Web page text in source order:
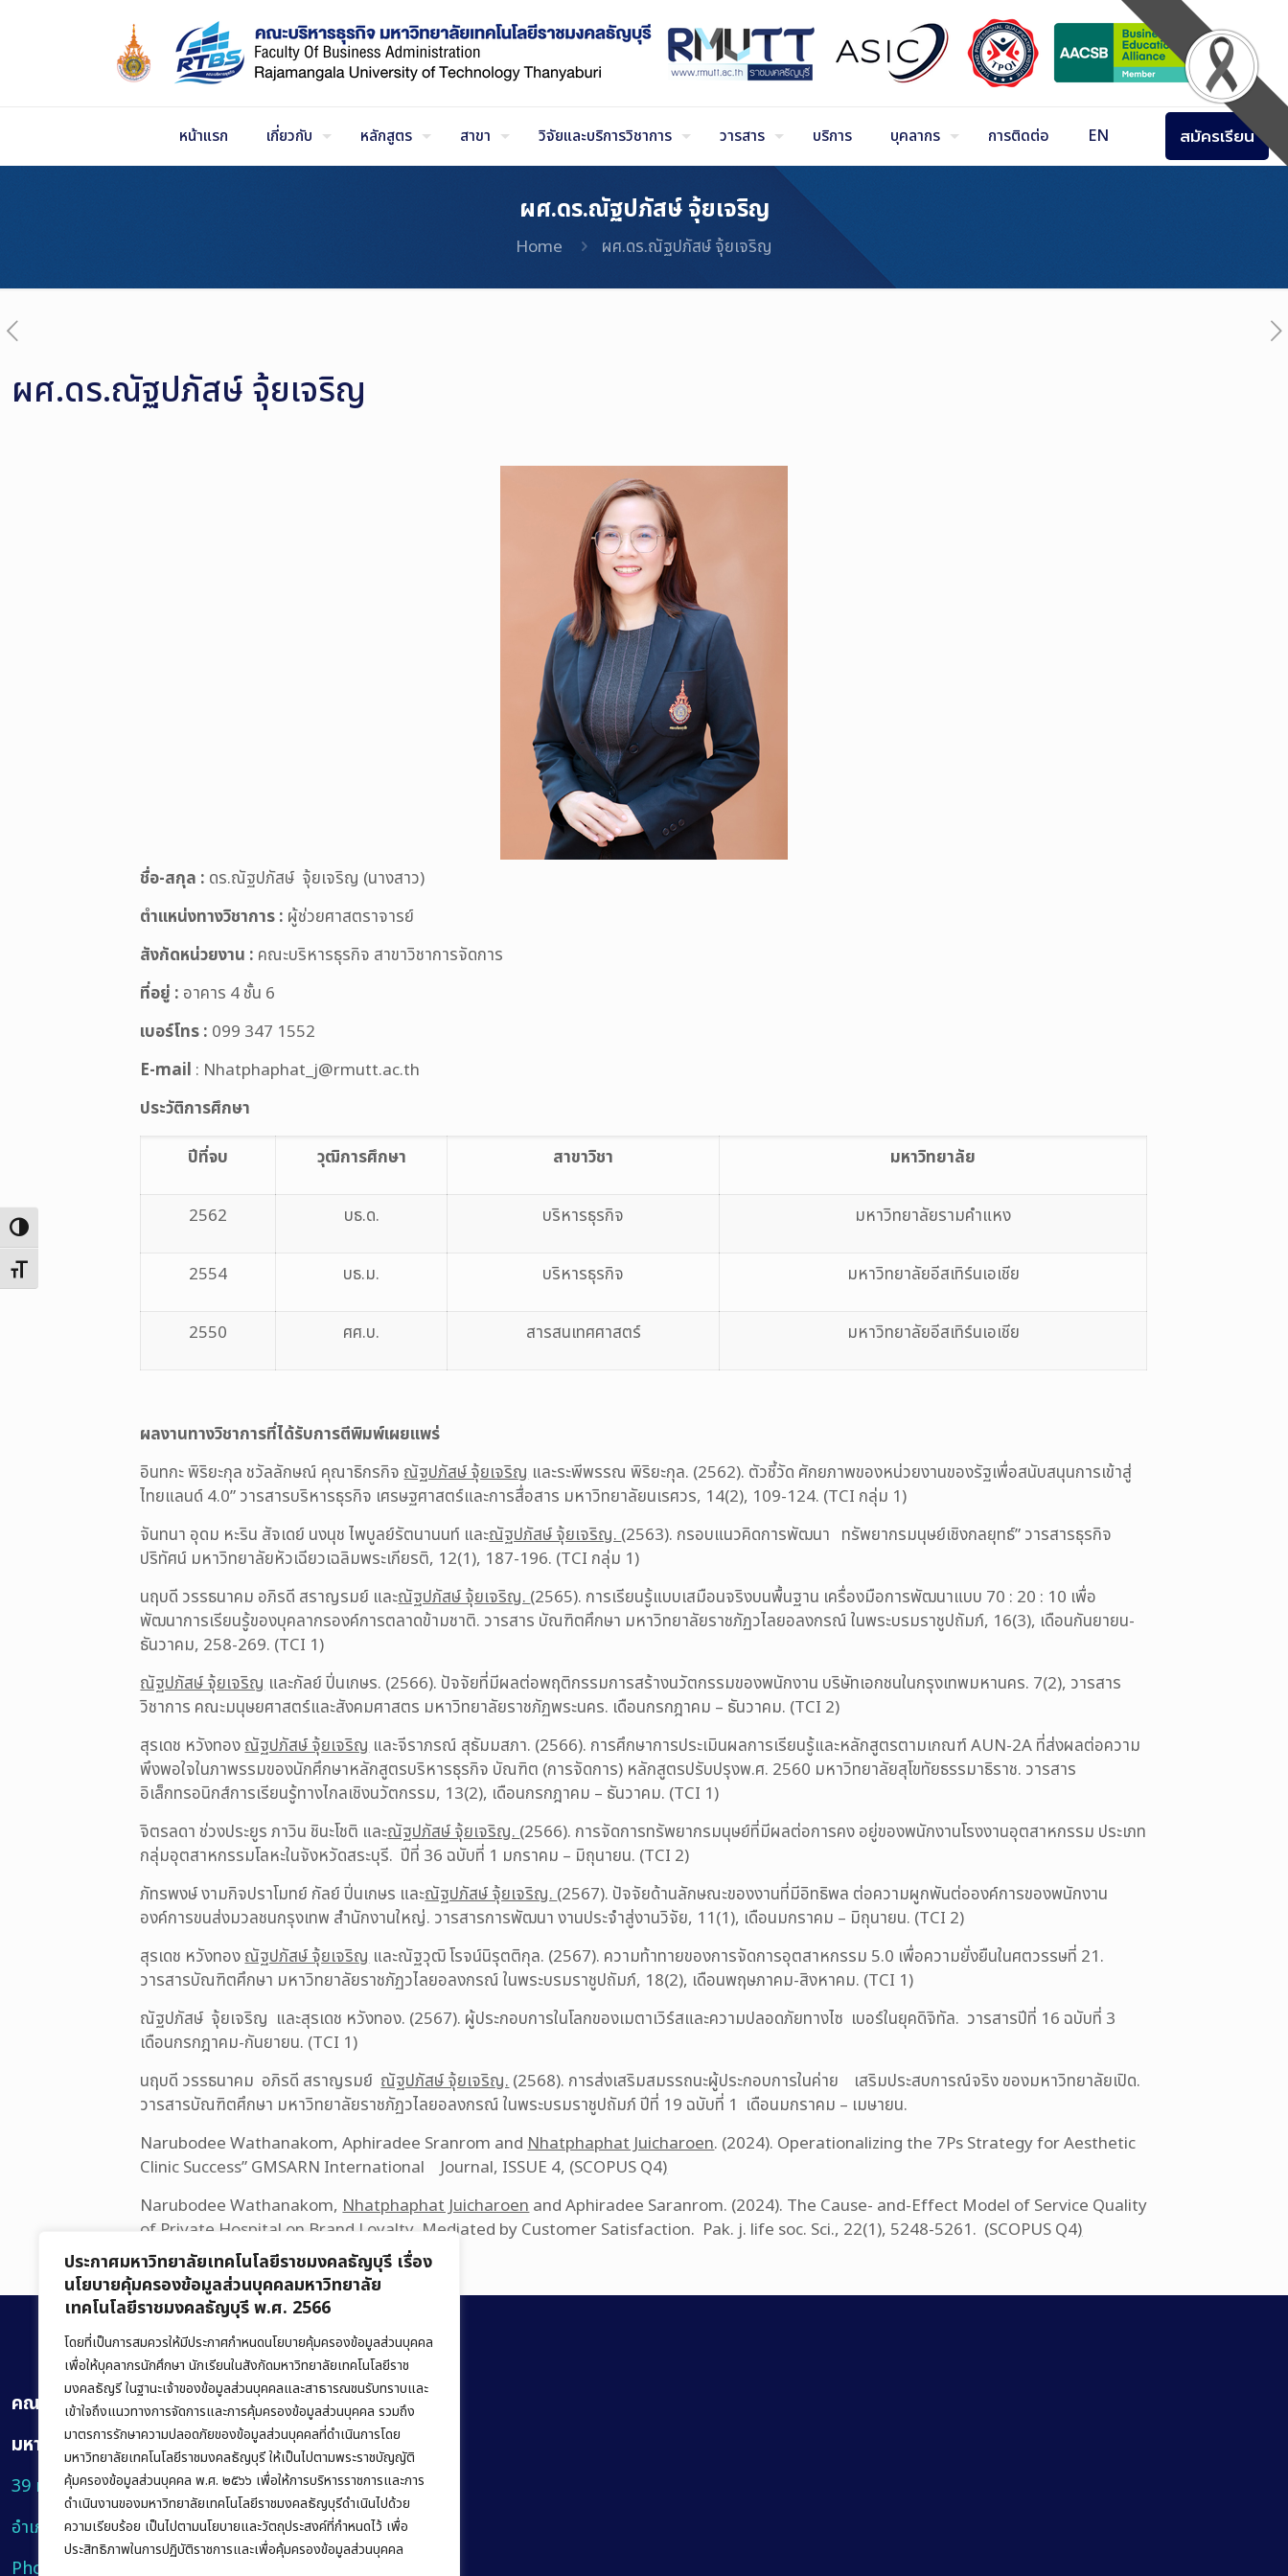
ประกาศมหาวิทยาลัยเทคโนโลยีราชมงคลธัญบุรี เรื่อง
นโยบายคุ้มครองข้อมูลส่วนบุคคลมหาวิทยาลัย
เทคโนโลยีราชมงคลธัญบุรี พ.ศ. 2566
โดยที่เป็นการสมควรให้มีประกาศกำหนดนโยบายคุ้มครองข้อมูลส่วนบุคคล
เพื่อให้บุคลากรนักศึกษา นักเรียนในสังกัดมหาวิทยาลัยเทคโนโลยีราช
มงคลธัญรี ในฐานะเจ้าของข้อมูลส่วนบุคคลและสาธารณชนรับทราบและ
เข้าใจถึงแนวทางการจัดการและการคุ้มครองข้อมูลส่วนบุคคล รวมถึง
มาตรการรักษาความปลอดภัยของข้อมูลส่วนบุคคลที่ดำเนินการโดย
มหาวิทยาลัยเทคโนโลยีราชมงคลธัญบุรี ให้เป็นไปตามพระราชบัญญัติ
คุ้มครองข้อมูลส่วนบุคคล พ.ศ. ๒๕๖๖ เพื่อให้การบริหารราชการและการ
ดำเนินงานของมหาวิทยาลัยเทคโนโลยีราชมงคลธัญบุรีดำเนินไปด้วย
ความเรียบร้อย เป็นไปตามนโยบายและวัตถุประสงค์ที่กำหนดไว้ เพื่อ
ประสิทธิภาพในการปฏิบัติราชการและเพื่อคุ้มครองข้อมูลส่วนบุคคล
Toggle High Contrast
Toggle Font size
หน้าแรก เกี่ยวกับ หลักสูตร สาขา วิจัยและบริการวิชาการ วารสาร บริการ บุคลากร การติดต่อ EN สมัครเรียน
ผศ.ดร.ณัฐปภัสษ์ จุ้ยเจริญ
Home ผศ.ดร.ณัฐปภัสษ์ จุ้ยเจริญ
ผศ.ดร.ณัฐปภัสษ์ จุ้ยเจริญ
ชื่อ-สกุล : ดร.ณัฐปภัสษ์ จุ้ยเจริญ (นางสาว)
ตำแหน่งทางวิชาการ : ผู้ช่วยศาสตราจารย์
สังกัดหน่วยงาน : คณะบริหารธุรกิจ สาขาวิชาการจัดการ
ที่อยู่ : อาคาร 4 ชั้น 6
เบอร์โทร : 099 347 1552
E-mail : Nhatphaphat_j@rmutt.ac.th
ประวัติการศึกษา
ปีที่จบ
วุฒิการศึกษา สาขาวิชา มหาวิทยาลัย
2562 บธ.ด. บริหารธุรกิจ มหาวิทยาลัยรามคำแหง
2554 บธ.ม. บริหารธุรกิจ มหาวิทยาลัยอีสเทิร์นเอเชีย
2550 ศศ.บ. สารสนเทศศาสตร์ มหาวิทยาลัยอีสเทิร์นเอเชีย
ผลงานทางวิชาการที่ได้รับการตีพิมพ์เผยแพร่
อินทกะ พิริยะกุล ชวัลลักษณ์ คุณาธิกรกิจณัฐปภัสษ์ จุ้ยเจริญและระพีพรรณ พิริยะกุล. (2562). ตัวชี้วัด ศักยภาพของหน่วยงานของรัฐเพื่อสนับสนุนการเข้าสู่
ไทยแลนด์ 4.0” วารสารบริหารธุรกิจ เศรษฐศาสตร์และการสื่อสาร มหาวิทยาลัยนเรศวร, 14(2), 109-124. (TCI กลุ่ม 1)
จันทนา อุดม หะริน สัจเดย์ นงนุช ไพบูลย์รัตนานนท์ และณัฐปภัสษ์ จุ้ยเจริญ.(2563). กรอบแนวคิดการพัฒนา ทรัพยากรมนุษย์เชิงกลยุทธ์” วารสารธุรกิจ
ปริทัศน์ มหาวิทยาลัยหัวเฉียวเฉลิมพระเกียรติ, 12(1), 187-196. (TCI กลุ่ม 1)
นฤบดี วรรธนาคม อภิรดี สราญรมย์ และณัฐปภัสษ์ จุ้ยเจริญ.(2565). การเรียนรู้แบบเสมือนจริงบนพื้นฐาน เครื่องมือการพัฒนาแบบ 70 : 20 : 10 เพื่อ
พัฒนาการเรียนรู้ของบุคลากรองค์การตลาดข้ามชาติ. วารสาร บัณฑิตศึกษา มหาวิทยาลัยราชภัฏวไลยอลงกรณ์ ในพระบรมราชูปถัมภ์, 16(3), เดือนกันยายน-
ธันวาคม, 258-269. (TCI 1)
ณัฐปภัสษ์ จุ้ยเจริญและกัลย์ ปิ่นเกษร. (2566). ปัจจัยที่มีผลต่อพฤติกรรมการสร้างนวัตกรรมของพนักงาน บริษัทเอกชนในกรุงเทพมหานคร. 7(2), วารสาร
วิชาการ คณะมนุษยศาสตร์และสังคมศาสตร มหาวิทยาลัยราชภัฏพระนคร. เดือนกรกฎาคม – ธันวาคม. (TCI 2)
สุรเดช หวังทองณัฐปภัสษ์ จุ้ยเจริญและจีราภรณ์ สุธัมมสภา. (2566). การศึกษาการประเมินผลการเรียนรู้และหลักสูตรตามเกณฑ์ AUN-2A ที่ส่งผลต่อความ
พึงพอใจในภาพรรมของนักศึกษาหลักสูตรบริหารธุรกิจ บัณฑิต (การจัดการ) หลักสูตรปรับปรุงพ.ศ. 2560 มหาวิทยาลัยสุโขทัยธรรมาธิราช. วารสาร
อิเล็กทรอนิกส์การเรียนรู้ทางไกลเชิงนวัตกรรม, 13(2), เดือนกรกฎาคม – ธันวาคม. (TCI 1)
จิตรลดา ช่วงประยูร ภาวิน ชินะโชติ และณัฐปภัสษ์ จุ้ยเจริญ.(2566). การจัดการทรัพยากรมนุษย์ที่มีผลต่อการคง อยู่ของพนักงานโรงงานอุตสาหกรรม ประเภท
กลุ่มอุตสาหกรรมโลหะในจังหวัดสระบุรี. ปีที่ 36 ฉบับที่ 1 มกราคม – มิถุนายน. (TCI 2)
ภัทรพงษ์ งามกิจปราโมทย์ กัลย์ ปิ่นเกษร และณัฐปภัสษ์ จุ้ยเจริญ.(2567). ปัจจัยด้านลักษณะของงานที่มีอิทธิพล ต่อความผูกพันต่อองค์การของพนักงาน
องค์การขนส่งมวลชนกรุงเทพ สำนักงานใหญ่. วารสารการพัฒนา งานประจำสู่งานวิจัย, 11(1), เดือนมกราคม – มิถุนายน. (TCI 2)
สุรเดช หวังทองณัฐปภัสษ์ จุ้ยเจริญและณัฐวุฒิ โรจน์นิรุตติกุล. (2567). ความท้าทายของการจัดการอุตสาหกรรม 5.0 เพื่อความยั่งยืนในศตวรรษที่ 21.
วารสารบัณฑิตศึกษา มหาวิทยาลัยราชภัฏวไลยอลงกรณ์ ในพระบรมราชูปถัมภ์, 18(2), เดือนพฤษภาคม-สิงหาคม. (TCI 1)
ณัฐปภัสษ์ จุ้ยเจริญ และสุรเดช หวังทอง. (2567). ผู้ประกอบการในโลกของเมตาเวิร์สและความปลอดภัยทางไซ เบอร์ในยุคดิจิทัล. วารสารปีที่ 16 ฉบับที่ 3
เดือนกรกฎาคม-กันยายน. (TCI 1)
นฤบดี วรรธนาคม อภิรดี สราญรมย์ณัฐปภัสษ์ จุ้ยเจริญ.(2568). การส่งเสริมสมรรถนะผู้ประกอบการในค่าย เสริมประสบการณ์จริง ของมหาวิทยาลัยเปิด.
วารสารบัณฑิตศึกษา มหาวิทยาลัยราชภัฏวไลยอลงกรณ์ ในพระบรมราชูปถัมภ์ ปีที่ 19 ฉบับที่ 1 เดือนมกราคม – เมษายน.
Narubodee Wathanakom, Aphiradee Sranrom andNhatphaphat Juicharoen. (2024). Operationalizing the 7Ps Strategy for Aesthetic
Clinic Success” GMSARN International Journal, ISSUE 4, (SCOPUS Q4)
Narubodee Wathanakom,Nhatphaphat Juicharoenand Aphiradee Saranrom. (2024). The Cause- and-Effect Model of Service Quality
of Private Hospital on Brand Loyalty, Mediated by Customer Satisfaction. Pak. j. life soc. Sci., 22(1), 5248-5261. (SCOPUS Q4)
คณะบริหารธุรกิจ
มหาวิทยาลัยเทคโนโลยีราชมงคลธัญบุรี
39 หมู่ 1 ถนนรังสิต-นครนายก ตำบลคลองหก
อำเภอคลองหลวง จังหวัดปทุมธานี 12120
Phone: